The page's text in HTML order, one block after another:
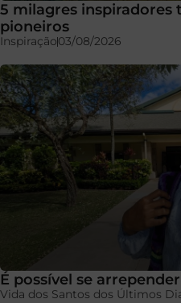
5 milagres inspiradores
pioneiros
Inspiração03/08/2026
É possível se
Vida dos Santos dos Últimos